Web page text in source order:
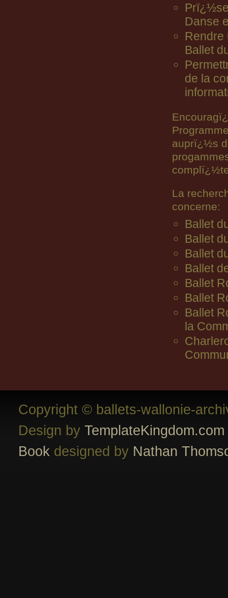
Danse
Rendre
Ballet
de la
auprï¿½s
La
concerne:
Ballet
Ballet
Ballet
Ballet
Ballet
Ballet
Ballet
la
Copyright © ballets-wallonie-
Design by TemplateKingdom.com
Book designed by Nathan